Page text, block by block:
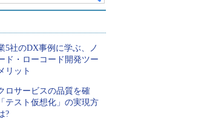
5社のDX事例に学ぶ、ノ
ド・ローコード開発ツー
リット
ロサービスの品質を確
テスト仮想化」の実現方
?